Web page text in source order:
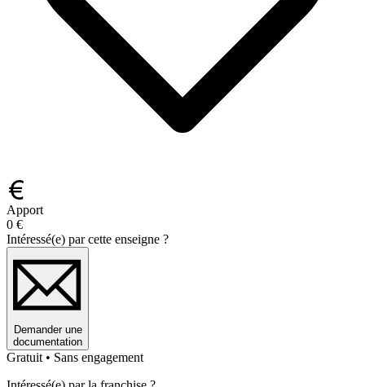
Apport
0 €
Intéressé(e) par cette enseigne ?
Demander une
documentation
Gratuit • Sans engagement